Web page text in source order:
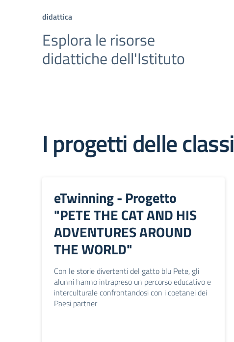
didattica
Esplora le risorse
didattiche dell'Istituto
I progetti delle classi
eTwinning - Progetto
"PETE THE CAT AND HIS
ADVENTURES AROUND
THE WORLD"
Con le storie divertenti del gatto blu Pete, gli
alunni hanno intrapreso un percorso educativo e
interculturale confrontandosi con i coetanei dei
Paesi partner